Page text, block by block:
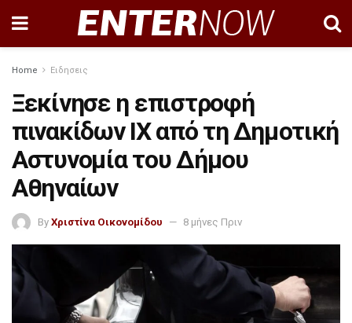
Home Ειδησεις
Ξεκίνησε η επιστροφή
πινακίδων ΙΧ από τη Δημοτική
Αστυνομία του Δήμου
Αθηναίων
By Χριστίνα Οικονομίδου 8 μήνες Πριν